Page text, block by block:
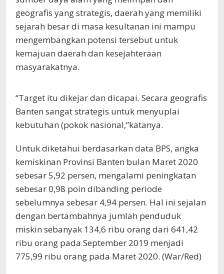
geografis yang strategis, daerah yang memiliki
sejarah besar di masa kesultanan ini mampu
mengembangkan potensi tersebut untuk
kemajuan daerah dan kesejahteraan
masyarakatnya.
“Target itu dikejar dan dicapai. Secara geografis
Banten sangat strategis untuk menyuplai
kebutuhan (pokok nasional,”katanya.
Untuk diketahui berdasarkan data BPS, angka
kemiskinan Provinsi Banten bulan Maret 2020
sebesar 5,92 persen, mengalami peningkatan
sebesar 0,98 poin dibanding periode
sebelumnya sebesar 4,94 persen. Hal ini sejalan
dengan bertambahnya jumlah penduduk
miskin sebanyak 134,6 ribu orang dari 641,42
ribu orang pada September 2019 menjadi
775,99 ribu orang pada Maret 2020. (War/Red)